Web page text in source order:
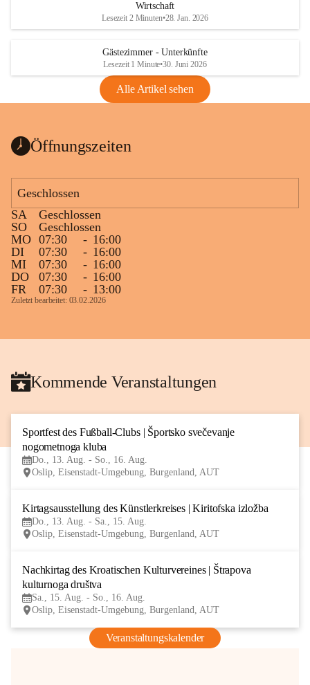
Wirtschaft
Lesezeit 2 Minuten•28. Jan. 2026
Gästezimmer - Unterkünfte
Lesezeit 1 Minute•30. Juni 2026
Alle Artikel sehen
Öffnungszeiten
Geschlossen
SA
Geschlossen
SO
Geschlossen
MO 07:30 - 16:00
DI
07:30 - 16:00
MI
07:30 - 16:00
DO
07:30 - 16:00
FR
07:30 - 13:00
Zuletzt bearbeitet: 03.02.2026
Kommende Veranstaltungen
Sportfest des Fußball-Clubs | Športsko svečevanje
nogometnoga kluba
Do., 13. Aug. - So., 16. Aug.
Oslip, Eisenstadt-Umgebung, Burgenland, AUT
Kirtagsausstellung des Künstlerkreises | Kiritofska izložba
Do., 13. Aug. - Sa., 15. Aug.
Oslip, Eisenstadt-Umgebung, Burgenland, AUT
Nachkirtag des Kroatischen Kulturvereines | Štrapova
kulturnoga društva
Sa., 15. Aug. - So., 16. Aug.
Oslip, Eisenstadt-Umgebung, Burgenland, AUT
Veranstaltungskalender